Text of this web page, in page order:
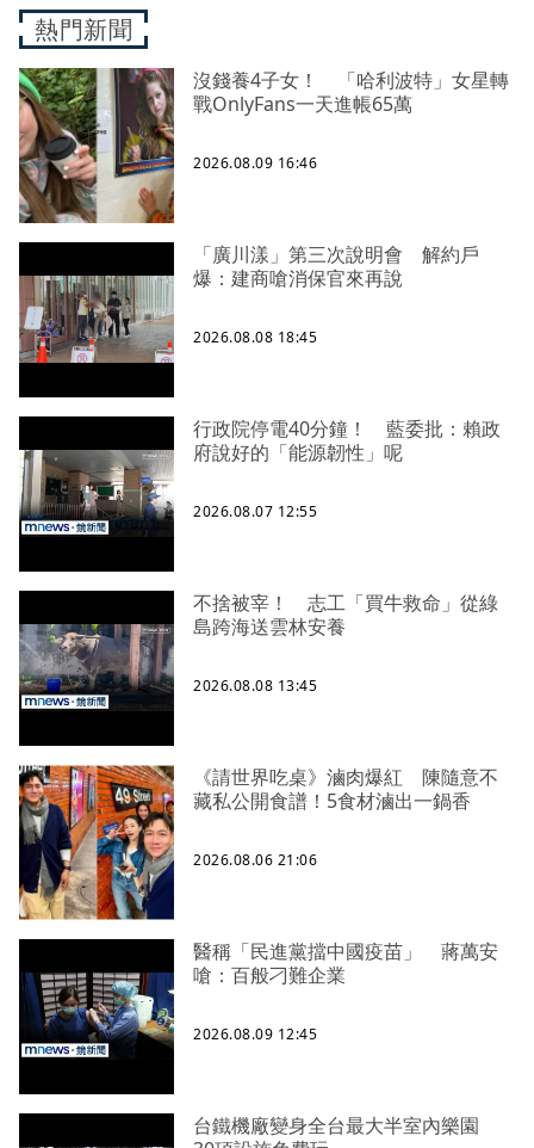
熱門新聞
沒錢養4子女！ 「哈利波特」女星轉
戰OnlyFans一天進帳65萬
2026.08.09 16:46
「廣川漾」第三次說明會 解約戶
爆：建商嗆消保官來再說
2026.08.08 18:45
行政院停電40分鐘！ 藍委批：賴政
府說好的「能源韌性」呢
2026.08.07 12:55
不捨被宰！ 志工「買牛救命」從綠
島跨海送雲林安養
2026.08.08 13:45
《請世界吃桌》滷肉爆紅 陳隨意不
藏私公開食譜！5食材滷出一鍋香
2026.08.06 21:06
醫稱「民進黨擋中國疫苗」 蔣萬安
嗆：百般刁難企業
2026.08.09 12:45
台鐵機廠變身全台最大半室內樂園